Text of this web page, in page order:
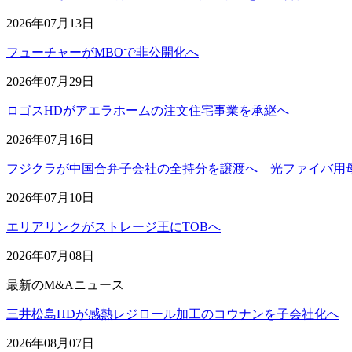
2026年07月13日
フューチャーがMBOで非公開化へ
2026年07月29日
ロゴスHDがアエラホームの注文住宅事業を承継へ
2026年07月16日
フジクラが中国合弁子会社の全持分を譲渡へ 光ファイバ
2026年07月10日
エリアリンクがストレージ王にTOBへ
2026年07月08日
最新のM&Aニュース
三井松島HDが感熱レジロール加工のコウナンを子会社化へ
2026年08月07日